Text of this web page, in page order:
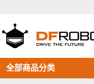
转
接
头
母
头
全部商品分类